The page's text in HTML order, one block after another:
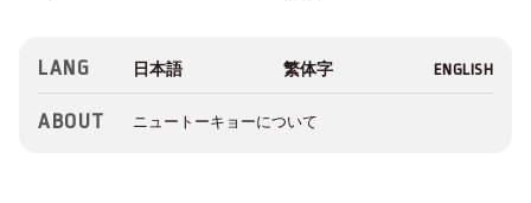
LANG
ABOUT ニュートーキョーについて